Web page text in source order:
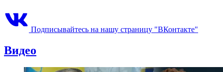
Подписывайтесь на нашу страницу "ВКонтакте"
Видео